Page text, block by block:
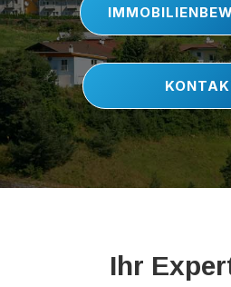
Ihr